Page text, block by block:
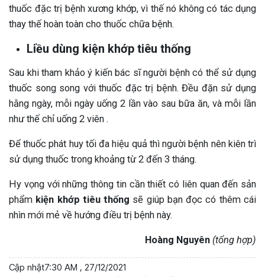
thuốc đặc trị bệnh xương khớp, vì thế nó không có tác dụng
thay thế hoàn toàn cho thuốc chữa bệnh.
Liều dùng kiện khớp tiêu thống
Sau khi tham khảo ý kiến bác sĩ người bệnh có thể sử dụng
thuốc song song với thuốc đặc trị bệnh. Đều đặn sử dụng
hằng ngày, mỗi ngày uống 2 lần vào sau bữa ăn, và mỗi lần
như thế chỉ uống 2 viên .
Để thuốc phát huy tối đa hiệu quả thì người bệnh nên kiên trì
sử dụng thuốc trong khoảng từ 2 đến 3 tháng.
Hy vọng với những thông tin cần thiết có liên quan đến sản
phẩm kiện khớp tiêu thống sẽ giúp bạn đọc có thêm cái
nhìn mới mẻ về hướng điều trị bệnh này.
Hoàng Nguyên (tổng hợp)
Cập nhật7:30 AM , 27/12/2021